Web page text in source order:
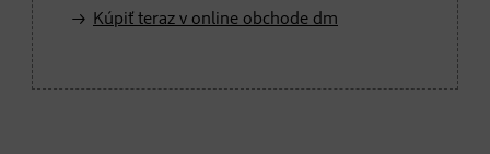
Kúpiť teraz v online obchode dm